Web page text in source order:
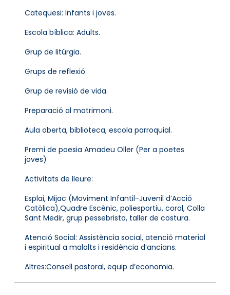
Catequesi: Infants i joves.
Escola bíblica: Adults.
Grup de litúrgia.
Grups de reflexió.
Grup de revisió de vida.
Preparació al matrimoni.
Aula oberta, biblioteca, escola parroquial.
Premi de poesia Amadeu Oller (Per a poetes
joves)
Activitats de lleure:
Esplai, Mijac (Moviment Infantil-Juvenil d’Acció
Catòlica),Quadre Escènic, poliesportiu, coral, Colla
Sant Medir, grup pessebrista, taller de costura.
Atenció Social: Assistència social, atenció material
i espiritual a malalts i residència d’ancians.
Altres:Consell pastoral, equip d’economia.